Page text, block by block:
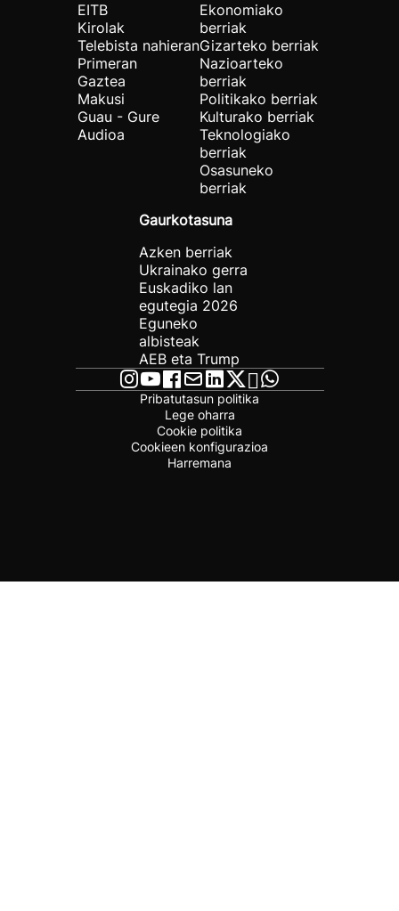
EITB
Kirolak
Telebista nahieran
Primeran
Gaztea
Makusi
Guau - Gure
Audioa
Ekonomiako
berriak
Gizarteko berriak
Nazioarteko
berriak
Politikako berriak
Kulturako berriak
Teknologiako
berriak
Osasuneko
berriak
Gaurkotasuna
Azken berriak
Ukrainako gerra
Euskadiko lan
egutegia 2026
Eguneko
albisteak
AEB eta Trump
Pribatutasun politika
Lege oharra
Cookie politika
Cookieen konfigurazioa
Harremana